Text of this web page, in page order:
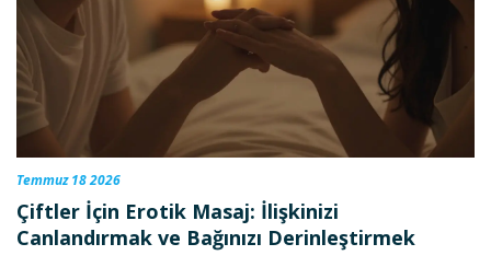
Temmuz 18 2026
Çiftler İçin Erotik Masaj: İlişkinizi
Canlandırmak ve Bağınızı Derinleştirmek